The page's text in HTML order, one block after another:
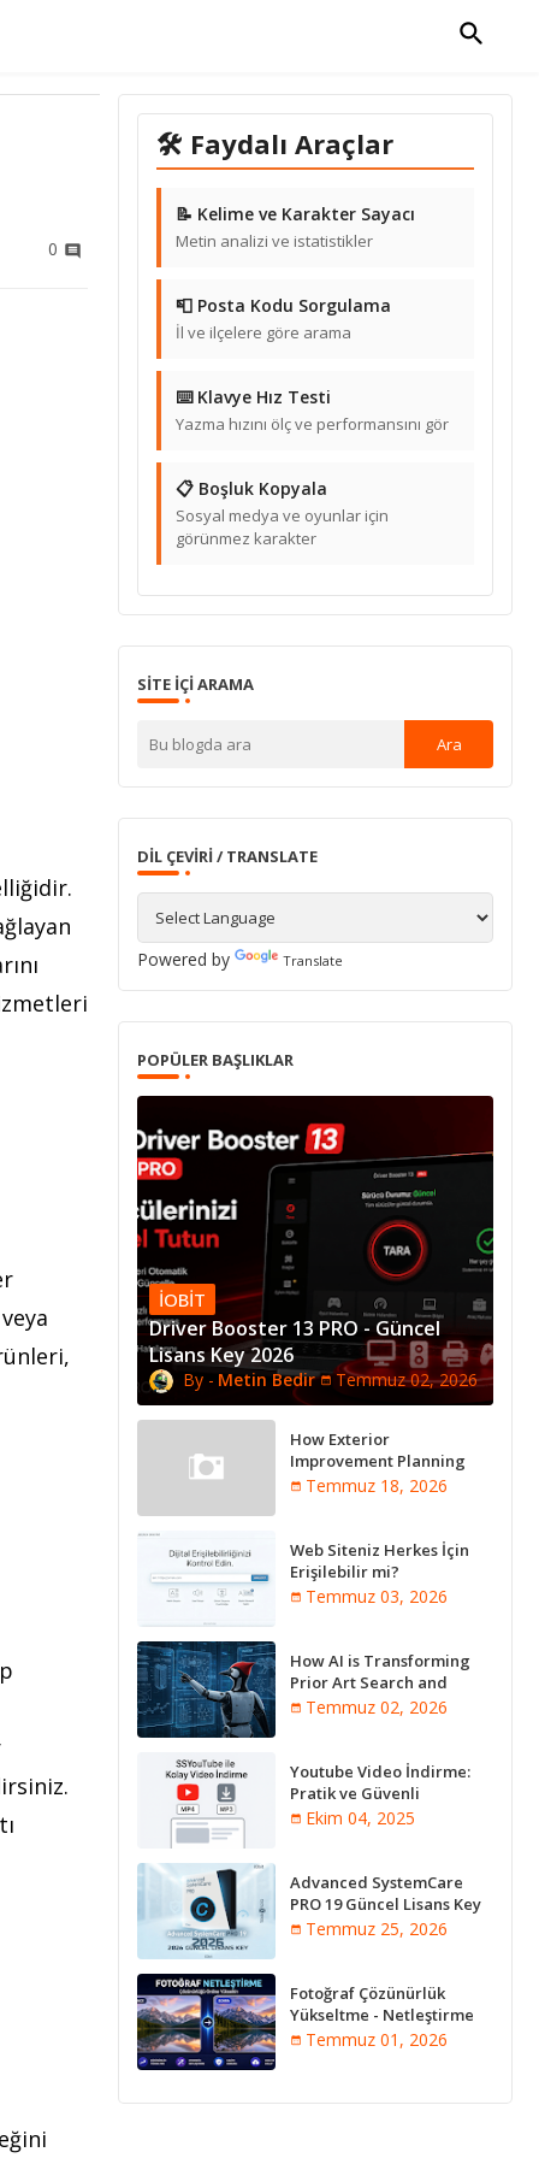
0
🛠 Faydalı Araçlar
📝 Kelime ve Karakter Sayacı
Metin analizi ve istatistikler
📮 Posta Kodu Sorgulama
İl ve ilçelere göre arama
⌨️ Klavye Hız Testi
Yazma hızını ölç ve performansını gör
📋 Boşluk Kopyala
Sosyal medya ve oyunlar için
görünmez karakter
SITE IÇI ARAMA
DIL ÇEVIRI / TRANSLATE
Powered by Translate
POPÜLER BAŞLIKLAR
IOBIT
Driver Booster 13 PRO - Güncel
Lisans Key 2026
Metin Bedir Temmuz 02, 2026
How Exterior
Improvement Planning
Creates Better Long-Term
Temmuz 18, 2026
Web Siteniz Herkes İçin
Erişilebilir mi?
Temmuz 03, 2026
How AI is Transforming
Prior Art Search and
Innovation Analysis
Temmuz 02, 2026
Youtube Video İndirme:
Pratik ve Güvenli
Yöntemler
Ekim 04, 2025
Advanced SystemCare
PRO 19 Güncel Lisans Key
2026Temmuz 25, 2026
Fotoğraf Çözünürlük
Yükseltme - Netleştirme
Programları [Online]
Temmuz 01, 2026